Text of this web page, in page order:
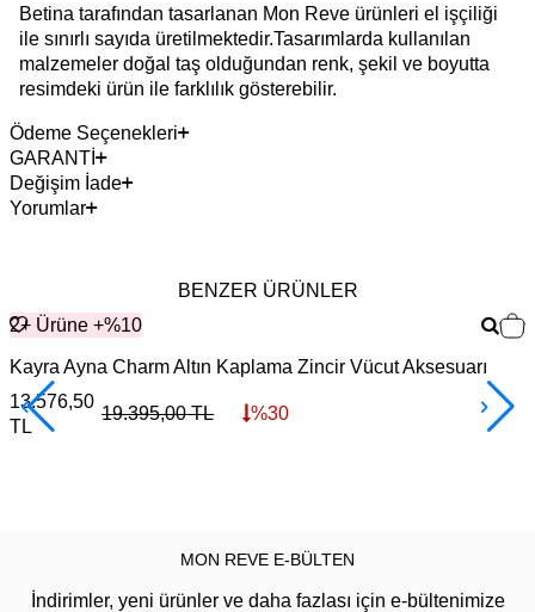
Betina tarafından tasarlanan Mon Reve ürünleri el işçiliği
ile sınırlı sayıda üretilmektedir.Tasarımlarda kullanılan
malzemeler doğal taş olduğundan renk, şekil ve boyutta
resimdeki ürün ile farklılık gösterebilir.
Ödeme Seçenekleri
GARANTİ
Değişim İade
Yorumlar
BENZER ÜRÜNLER
2+ Ürüne +%10
Kayra Ayna Charm Altın Kaplama Zincir Vücut Aksesuarı
13.576,50
TL
19.395,00TL %30
MON REVE E-BÜLTEN
İndirimler, yeni ürünler ve daha fazlası için e-bültenimize